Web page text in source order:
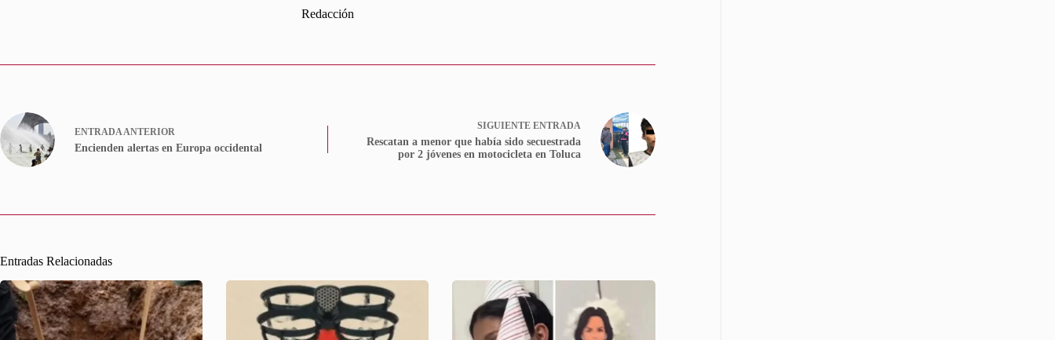
Redacción
ENTRADAANTERIOR
Encienden alertas en Europa occidental
SIGUIENTE ENTRADA
Rescatan a menor que había sido secuestrada
por 2 jóvenes en motocicleta en Toluca
Entradas Relacionadas